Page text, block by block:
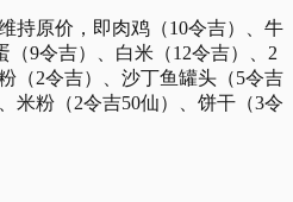
持原价，即肉鸡（10令吉）、牛
（9令吉）、白米（12令吉）、2
（2令吉）、沙丁鱼罐头（5令吉
米粉（2令吉50仙）、饼干（3令